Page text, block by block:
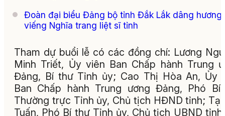
Đoàn đại biểu Đảng bộ tỉnh Đắk Lắk dâng hương
viếng Nghĩa trang liệt sĩ tỉnh
Tham dự buổi lễ có các đồng chí: Lương
Minh Triết, Ủy viên Ban Chấp hành Trung
Đảng, Bí thư Tỉnh ủy; Cao Thị Hòa An, Ủy
Ban Chấp hành Trung ương Đảng, Phó Bí
Thường trực Tỉnh ủy, Chủ tịch HĐND tỉnh; Tạ
Tuấn, Phó Bí thư Tỉnh ủy, Chủ tịch UBND